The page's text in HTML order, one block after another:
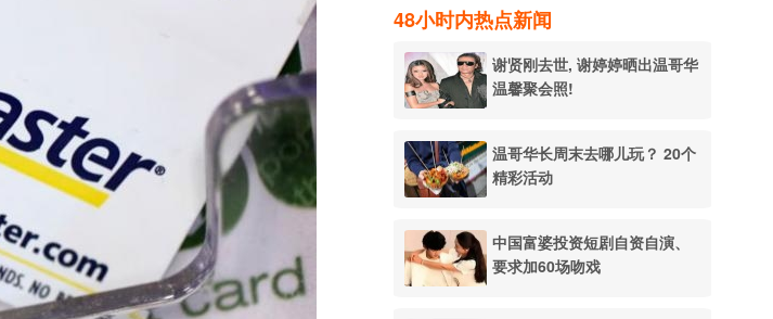
48小时内热点新闻
谢贤刚去世, 谢婷婷晒出温哥华
温馨聚会照!
温哥华长周末去哪儿玩？ 20个
精彩活动
中国富婆投资短剧自资自演、
要求加60场吻戏